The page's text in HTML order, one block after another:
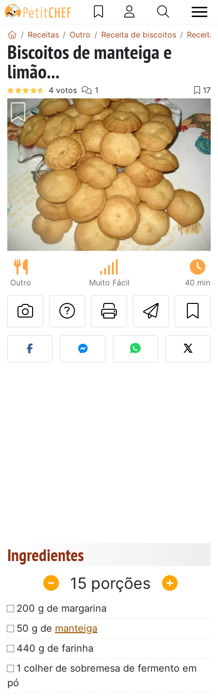
Receitas Outro Receita de biscoitos Receita
Biscoitos de manteiga e
limão...
Outro Muito Fácil 40 min
Imprima
Falar com o autor
Fez esta receita?
Ingredientes
15
200 g de margarina
50 g de manteiga
440 g de farinha
1 colher de sobremesa de fermento em
pó